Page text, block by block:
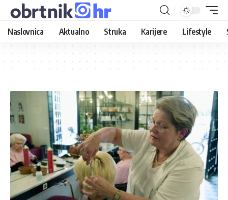
Naslovnica Aktualno Struka Karijere Lifestyle